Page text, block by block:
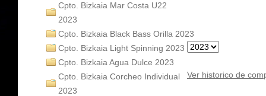
Cpto. Bizkaia Mar Costa U22
2023
Cpto. Bizkaia Black Bass Orilla 2023
Cpto. Bizkaia Light Spinning 2023
Cpto. Bizkaia Agua Dulce 2023
Cpto. Bizkaia Corcheo Individual
2023
Ver historico de